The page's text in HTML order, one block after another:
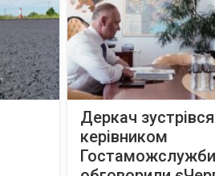
Деркач
керівником